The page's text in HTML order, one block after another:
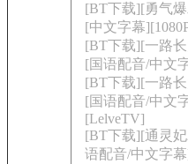
[BT下载][勇气
[中文字幕
[BT下载][一路
[国语配音/中文
[BT下载][一路
[国语配音/中文
[LelveTV]
[BT下载][通灵
语配音/中文字